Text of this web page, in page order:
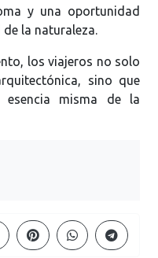
y una oportunidad
la naturaleza.
los viajeros no solo
sino que
esencia misma de la